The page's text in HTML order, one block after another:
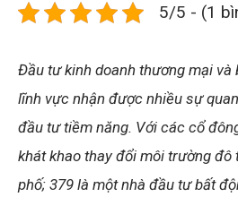
5/5 - (1
Đầu tư kinh doanh thương mại và
lĩnh vực nhận được nhiều sự
đầu tư tiềm năng. Với các cổ
khát khao thay đổi môi trường đô
phố; 379 là một nhà đầu tư bất